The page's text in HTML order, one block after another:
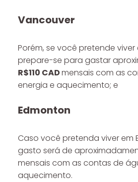
Vancouver
Porém, se você pretende
prepare-se para gastar
R$110 CADmensais com as
energia e aquecimento; e
Edmonton
Caso você pretenda viver em
gasto será de
mensais com as contas de
aquecimento.